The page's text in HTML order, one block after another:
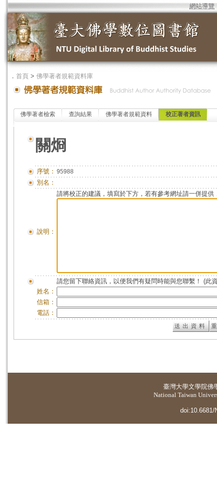
網站導覽
． 首頁 > 佛學著者規範資料庫
佛學著者檢索 查詢結果 佛學著者規範資料 校正著者資訊
關烱
序號： 95988
別名：
說明：
請將校正的建議，填寫於下方，若有參考網址請一併提供
請您留下聯絡資訊，以便我們有疑問時能與您聯繫！ (此
姓名：
信箱：
電話：
臺灣大學文學院佛
National Taiwan
doi:10.6681/